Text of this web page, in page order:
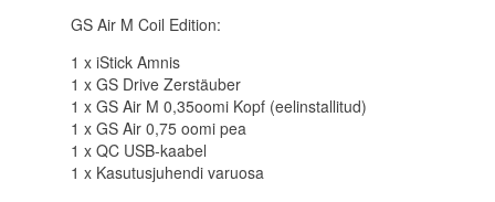
GS Air M Coil Edition:
1 x iStick Amnis
1 x GS Drive Zerstäuber
1 x GS Air M 0,35oomi Kopf (eelinstallitud)
1 x GS Air 0,75 oomi pea
1 x QC USB-kaabel
1 x Kasutusjuhendi varuosa